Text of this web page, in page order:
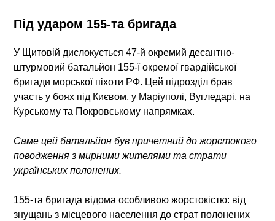
Під ударом 155-та бригада
У Щитовій дислокується47-й окремий десантно-
штурмовий батальйон 155-ї окремої гвардійської
бригади морської піхоти РФ. Цей підрозділ брав
участь у боях під Києвом, у Маріуполі, Вугледарі, на
Курському та Покровському напрямках.
Саме цей батальйон був причетний до жорстокого
поводження з мирними жителями та страти
українських полонених.
155-та бригада відома особливою жорстокістю: від
знущань з місцевого населення до страт полонених